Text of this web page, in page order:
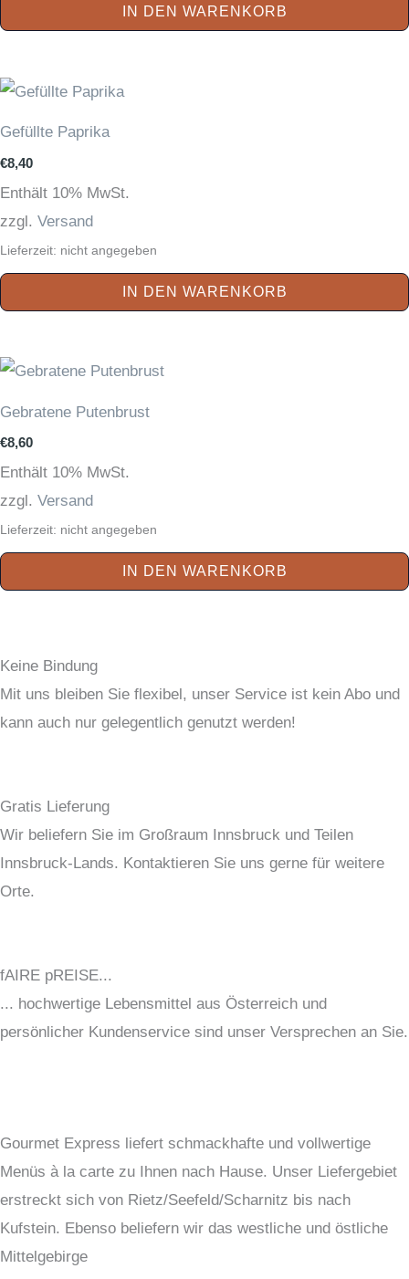
IN DEN WARENKORB
Gefüllte Paprika
€8,40
Enthält 10% MwSt.
zzgl. Versand
Lieferzeit: nicht angegeben
IN DEN WARENKORB
Gebratene Putenbrust
€8,60
Enthält 10% MwSt.
zzgl. Versand
Lieferzeit: nicht angegeben
IN DEN WARENKORB
Keine Bindung
Mit uns bleiben Sie flexibel, unser Service ist kein Abo und
kann auch nur gelegentlich genutzt werden!
Gratis Lieferung
Wir beliefern Sie im Großraum Innsbruck und Teilen
Innsbruck-Lands. Kontaktieren Sie uns gerne für weitere
Orte.
fAIRE pREISE...
... hochwertige Lebensmittel aus Österreich und
persönlicher Kundenservice sind unser Versprechen an Sie.
Gourmet Express liefert schmackhafte und vollwertige
Menüs à la carte zu Ihnen nach Hause. Unser Liefergebiet
erstreckt sich von Rietz/Seefeld/Scharnitz bis nach
Kufstein. Ebenso beliefern wir das westliche und östliche
Mittelgebirge